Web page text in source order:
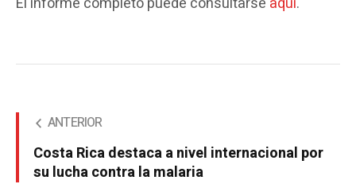
ANTERIOR
Costa Rica destaca a nivel internacional por
su lucha contra la malaria